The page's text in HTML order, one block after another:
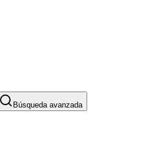
Búsqueda avanzada